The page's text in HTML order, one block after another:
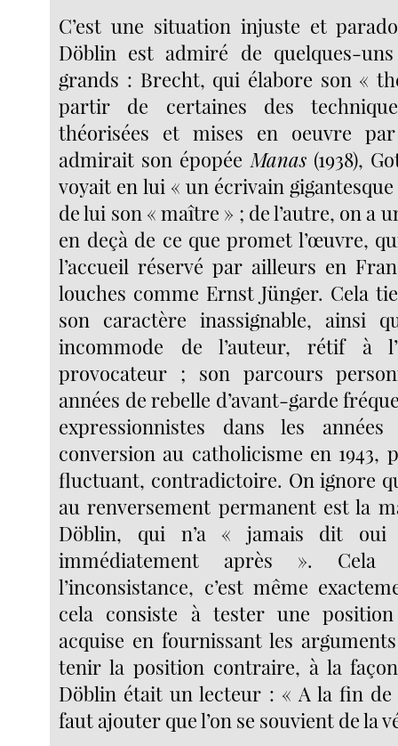
C’est une situation injuste et
Döblin est admiré de quelques-
grands : Brecht, qui élabore son «
partir de certaines des
théorisées et mises en oeuvre
admirait son épopéeManas(1938),
voyait en lui « un écrivain
de lui son « maître » ; de l’autre, on a
en deçà de ce que promet l’œuvre,
l’accueil réservé par ailleurs en
louches comme Ernst Jünger. Cela
son caractère inassignable, ainsi
incommode de l’auteur, rétif à
provocateur ; son parcours
années de rebelle d’avant-garde
expressionnistes dans les
conversion au catholicisme en 1943,
fluctuant, contradictoire. On ignore
au renversement permanent est la
Döblin, qui n’a « jamais dit oui
immédiatement après ».
l’inconsistance, c’est même
cela consiste à tester une
acquise en fournissant les
tenir la position contraire, à la
Döblin était un lecteur : « A la fin de
faut ajouter que l’on se souvient de la